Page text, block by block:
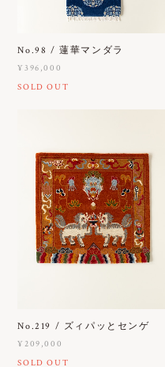
No.98 / 蓮華マンダラ
¥396,000
SOLD OUT
No.219 / ズィパッとセンゲ
¥209,000
SOLD OUT